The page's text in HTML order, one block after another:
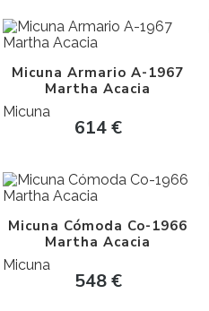
Micuna Armario A-1967
Martha Acacia
Micuna
614€
Micuna Cómoda Co-1966
Martha Acacia
Micuna
548€